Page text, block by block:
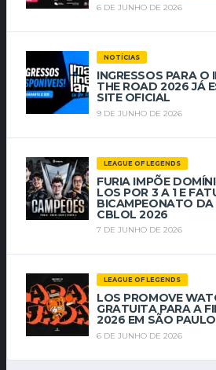
6 DE JUNHO DE 2026
NOTÍCIAS
INGRESSOS PARA O
THE ROAD 2026 JÁ
SITE OFICIAL
9 DE JUNHO DE 2026
LEAGUE OF LEGENDS
FURIA IMPÕE
LOS POR 3 A 1 E
BICAMPEONATO DA
CBLOL 2026
7 DE JUNHO DE 2026
LEAGUE OF LEGENDS
LOS PROMOVE
GRATUITA PARA A
2026 EM SÃO PAULO
6 DE JUNHO DE 2026